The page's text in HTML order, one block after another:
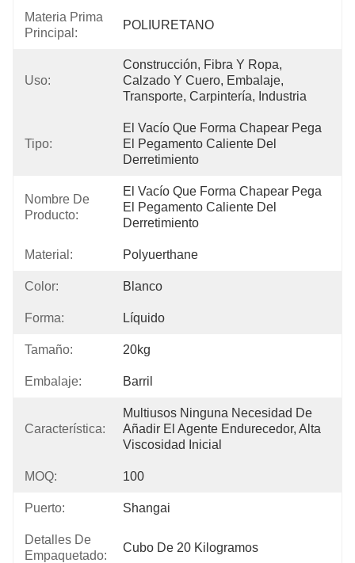
Materia Prima
Principal:
POLIURETANO
Uso:
Construcción, Fibra Y Ropa,
Calzado Y Cuero, Embalaje,
Transporte, Carpintería, Industria
Tipo:
El Vacío Que Forma Chapear Pega
El Pegamento Caliente Del
Derretimiento
Nombre De
Producto:
El Vacío Que Forma Chapear Pega
El Pegamento Caliente Del
Derretimiento
Material: Polyuerthane
Color: Blanco
Forma: Líquido
Tamaño: 20kg
Embalaje: Barril
Característica:
Multiusos Ninguna Necesidad De
Añadir El Agente Endurecedor, Alta
Viscosidad Inicial
MOQ: 100
Puerto: Shangai
Detalles De
Empaquetado:
Cubo De 20 Kilogramos